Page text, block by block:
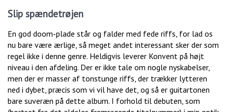
Slip spændetrøjen
En god doom-plade står og falder med fede riffs, for lad os
nu bare være ærlige, så meget andet interessant sker der som
regel ikke i denne genre. Heldigvis leverer Konvent på højt
niveau i den afdeling. Der er ikke tale om nogle nyskabelser,
men der er masser af tonstunge riffs, der trækker lytteren
ned i dybet, præcis som vi vil have det, og så er guitartonen
bare suveræn på dette album. I forhold til debuten, som